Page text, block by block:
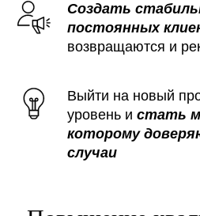
Создать
постоянных
возвращаются и
Выйти на новый
уровень и стать
которому
случаи